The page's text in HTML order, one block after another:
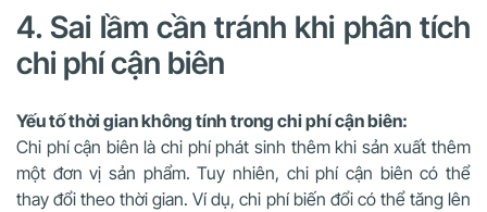
4. Sai lầm cần tránh khi phân tích
chi phí cận biên
Yếu tố thời gian không tính trong chi phí cận biên:
Chi phí cận biên là chi phí phát sinh thêm khi sản xuất thêm
một đơn vị sản phẩm. Tuy nhiên, chi phí cận biên có thể
thay đổi theo thời gian. Ví dụ, chi phí biến đổi có thể tăng lên